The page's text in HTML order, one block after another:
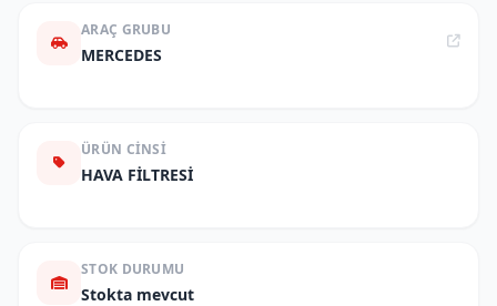
ARAÇ GRUBU
MERCEDES
ÜRÜN CINSI
HAVA FİLTRESİ
STOK DURUMU
Stokta mevcut